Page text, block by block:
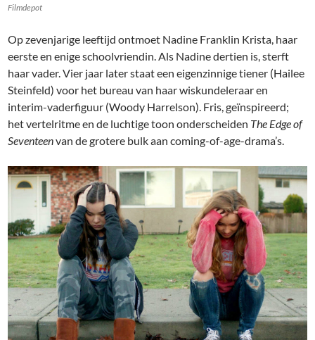
Filmdepot
Op zevenjarige leeftijd ontmoet Nadine Franklin Krista, haar
eerste en enige schoolvriendin. Als Nadine dertien is, sterft
haar vader. Vier jaar later staat een eigenzinnige tiener (Hailee
Steinfeld) voor het bureau van haar wiskundeleraar en
interim-vaderfiguur (Woody Harrelson). Fris, geïnspireerd;
het vertelritme en de luchtige toon onderscheiden The Edge of
Seventeenvan de grotere bulk aan coming-of-age-drama’s.